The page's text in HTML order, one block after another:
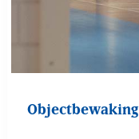
Objectbewaking